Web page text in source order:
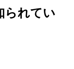
られてい